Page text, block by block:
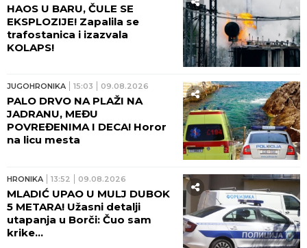
HAOS U BARU, ČULE SE
EKSPLOZIJE! Zapalila se
trafostanica i izazvala
KOLAPS!
JUGOHRONIKA 15:03 09.08.2026
PALO DRVO NA PLAŽI NA
JADRANU, MEĐU
POVREĐENIMA I DECA! Horor
na licu mesta
HRONIKA 13:52 09.08.2026
MLADIĆ UPAO U MULJ DUBOK
5 METARA! Užasni detalji
utapanja u Borči: Čuo sam
krike...